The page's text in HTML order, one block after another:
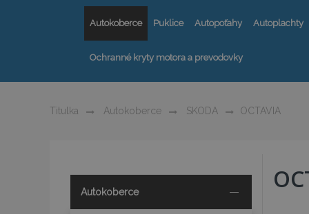
Autokoberce Puklice Autopoťahy Autoplachty
Ochranné kryty motora a prevodovky
Titulka Autokoberce SKODA OCTAVIA
Autokoberce